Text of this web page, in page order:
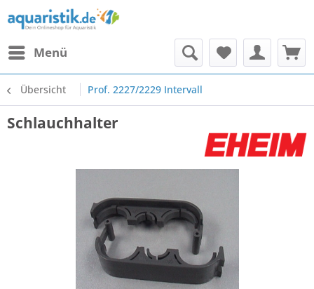
Menü
Übersicht Prof. 2227/2229 Intervall
Schlauchhalter